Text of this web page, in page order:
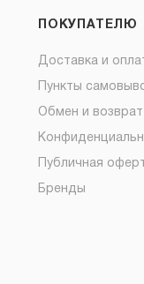
ПОКУПАТЕЛЮ
Доставка и
Пункты
Обмен и возврат
Публичная
Бренды